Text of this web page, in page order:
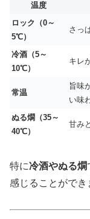
温度
ロック（0～
5℃）
さっ
冷酒（5～
10℃）
キレ
常温
旨味
い味
ぬる燗（35～
40℃）
甘み
特に冷酒やぬる燗
感じることができ